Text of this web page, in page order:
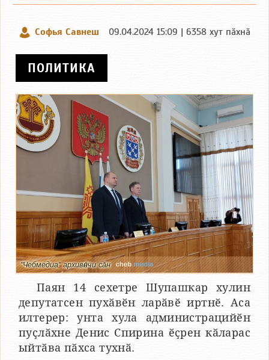
Софья Савнеш 09.04.2024 15:09 | 6358 хут пӑхнӑ
ПОЛИТИКА
"Чебмедиа" архивӗнчи сӑн
Паян 14 сехетре Шупашкар хулин
депутатсен пухӑвӗн ларӑвӗ иртнӗ. Аса
илтерер: унта хула администрацийӗн
пуҫлӑхне Денис Спирина ӗҫрен кӑларас
ыйтӑва пӑхса тухнӑ.